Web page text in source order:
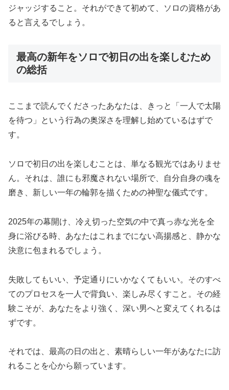
ジャッジすること。それができて初めて、ソロの資格があ
ると言えるでしょう。
最高の新年をソロで初日の出を楽しむため
の総括
ここまで読んでくださったあなたは、きっと「一人で太陽
を待つ」という行為の奥深さを理解し始めているはずで
す。
ソロで初日の出を楽しむことは、単なる観光ではありませ
ん。それは、誰にも邪魔されない場所で、自分自身の魂を
磨き、新しい一年の輪郭を描くための神聖な儀式です。
2025年の幕開け、冷え切った空気の中で真っ赤な光を全
身に浴びる時、あなたはこれまでにない高揚感と、静かな
決意に包まれるでしょう。
失敗してもいい、予定通りにいかなくてもいい。そのすべ
てのプロセスを一人で背負い、楽しみ尽くすこと。その経
験こそが、あなたをより強く、深い男へと変えてくれるは
ずです。
それでは、最高の日の出と、素晴らしい一年があなたに訪
れることを心から願っています。